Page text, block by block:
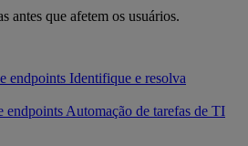
antes que afetem os usuários.
endpoints Identifique e resolva
endpoints Automação de tarefas de TI